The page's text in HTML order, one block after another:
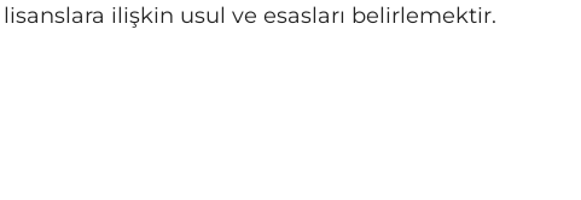
ilişkin usul ve esasları belirlemektir.